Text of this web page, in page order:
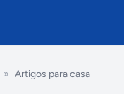
» Artigos para casa